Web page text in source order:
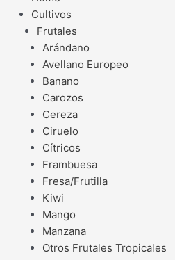
Cultivos
Frutales
Arándano
Avellano Europeo
Banano
Carozos
Cereza
Ciruelo
Cítricos
Frambuesa
Fresa/Frutilla
Kiwi
Mango
Manzana
Otros Frutales Tropicales